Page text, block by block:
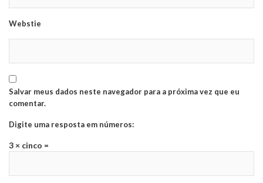
Webstie
Salvar meus dados neste navegador para a próxima vez que eu
comentar.
Digite uma resposta em números:
3 × cinco =